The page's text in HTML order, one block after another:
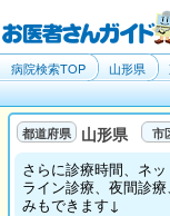
病院検索TOP 山形県
山形県
さらに診療時間、ネ
ライン診療、夜間診
みもできます↓